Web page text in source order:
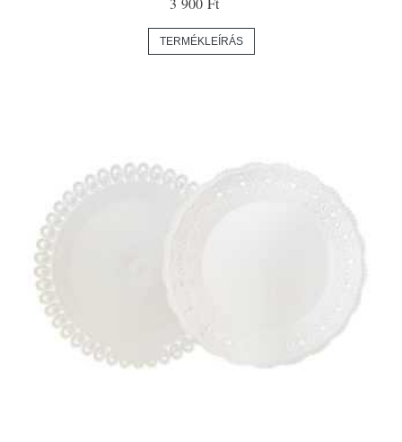
TERMÉKLEÍRÁS